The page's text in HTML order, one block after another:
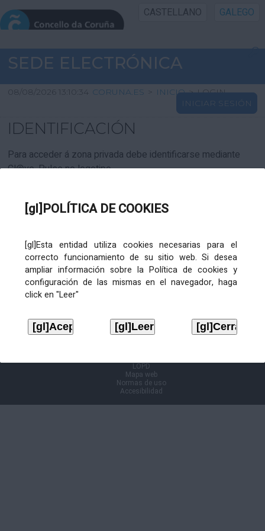
[gl]POLÍTICA DE COOKIES
[gl]Esta entidad utiliza cookies necesarias para el
correcto funcionamiento de su sitio web. Si desea
ampliar información sobre la Política de cookies y
configuración de las mismas en el navegador, haga
click en "Leer"
CASTELLANO GALEGO
INICIO SEDE
INICIO
INFORMACIÓN PÚBLICA
CARTAFOL CIDADÁN
SEDE ELECTRÓNICA
08/08/2026 13:10:34 CORUNA.ES > INICIO > LOGIN
INICIAR SESIÓN
IDENTIFICACIÓN
Para acceder á zona privada debe identificarse mediante
Cl@ve. Pulse no logotipo
LOPD
Mapa web
Normas de uso
Accesibilidad